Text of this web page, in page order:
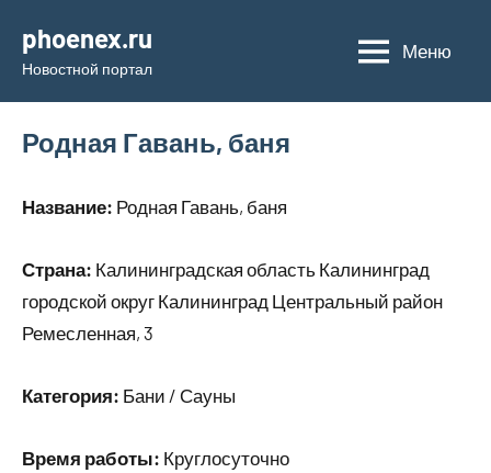
содержимому
phoenex.ru
Новостной портал
Меню
Родная Гавань, баня
Название: Родная Гавань, баня
Страна: Калининградская область Калининград
городской округ Калининград Центральный район
Ремесленная, 3
Категория: Бани / Сауны
Время работы: Круглосуточно